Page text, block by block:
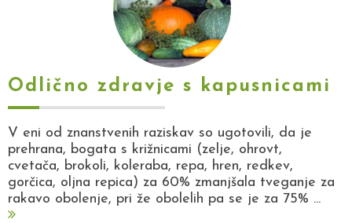
Odlično zdravje s kapusnicami
V eni od znanstvenih raziskav so ugotovili, da je
prehrana, bogata s križnicami (zelje, ohrovt,
cvetača, brokoli, koleraba, repa, hren, redkev,
gorčica, oljna repica) za 60% zmanjšala tveganje za
rakavo obolenje, pri že obolelih pa se je za 75% ...